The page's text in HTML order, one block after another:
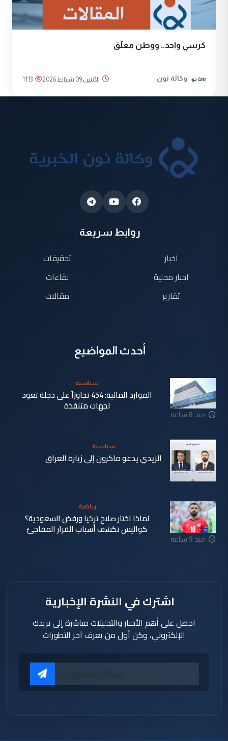
كرسي واحد.. ووطن معلّق
وكالة نون الأثنين 09 شباط 2026 1113
روابط سريعة
اخبار
اخبار محلية
تقارير
تحقيقات
لقاءات
مقالات
أحدث المواضيع
منذ 8 ساعة
سياسية
الموارد المائية: 454 تجاوزاً على دجلة تعود
لجهات متنفذة
سياسية
الزيدي يدعو ماكرون إلى زيارة العراق
منذ 9 ساعة
رياضية
لماذا اختار صلاح تركيا ورفض السعودية؟
كواليس تكشف أسباب القرار المفاجئ
اشترك في النشرة الإخبارية
احصل على أهم الأخبار والتحليلات مباشرة إلى بريدك
الإلكتروني، وكن أول من يعرف آخر التطورات